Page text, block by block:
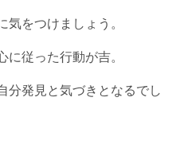
をつけましょう。
従った行動が吉。
分発見と気づきとなるでし